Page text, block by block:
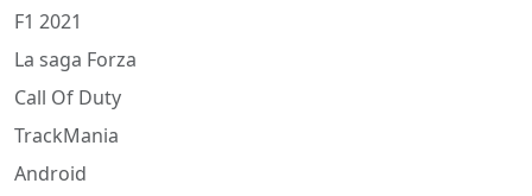
F1 2021
La saga Forza
Call Of Duty
TrackMania
Android